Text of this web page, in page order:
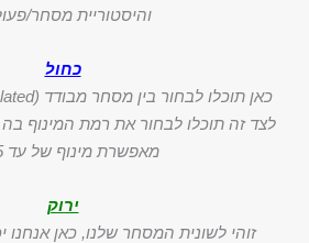
והיסטוריית מסחר/
כחול
כאן תוכלו לבחור בין מסחר מבודד (Isolated) או צולב (Cross).
לצד זה תוכלו לבחור את רמת המינוף
מאפשרת מינוף של עד 125×
ירוק
זוהי לשונית המסחר שלנו, כאן אנחנו